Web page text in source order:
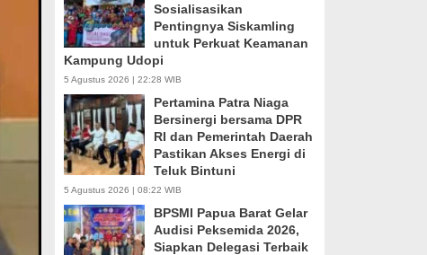
Sosialisasikan
Pentingnya Siskamling
untuk Perkuat Keamanan
Kampung Udopi
5 Agustus 2026 | 22:28 WIB
Pertamina Patra Niaga
Bersinergi bersama DPR
RI dan Pemerintah Daerah
Pastikan Akses Energi di
Teluk Bintuni
5 Agustus 2026 | 08:22 WIB
BPSMI Papua Barat Gelar
Audisi Peksemida 2026,
Siapkan Delegasi Terbaik